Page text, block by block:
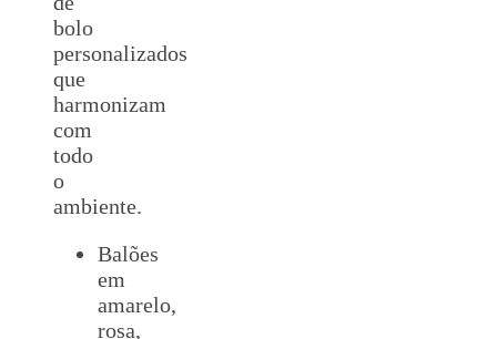
bolo
personalizados
que
harmonizam
com
todo
o
ambiente.
Balões
em
amarelo,
rosa,